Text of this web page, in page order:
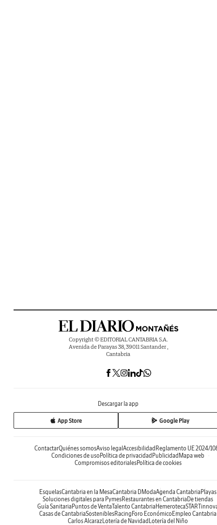
Copyright © EDITORIAL CANTABRIA S.A.
Avenida de Parayas 38, 39011 Santander ,
Cantabria
Descargar la app
App Store Google Play
ContactarQuiénes somosAviso legal Accesibilidad Reglamento UE 2024/
Condiciones de uso Política de privacidad Publicidad Mapa web
Compromisos editorialesPolítica de cookies
EsquelasCantabria en la MesaCantabria DModaAgenda Cantabria Playas
Soluciones digitales para PymesRestaurantes en Cantabria De tiendas
Guía Sanitaria Puntos de VentaTalento Cantabria Hemeroteca
Casas de CantabriaSosteniblesRacing Foro Económico Empleo Cantabria
Carlos AlcarazLotería de Navidad Lotería del Niño